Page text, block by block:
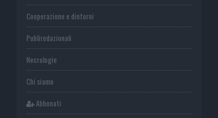
Cooperazione e dintorni
Publiredazionali
Necrologie
Chi siamo
Abbonati